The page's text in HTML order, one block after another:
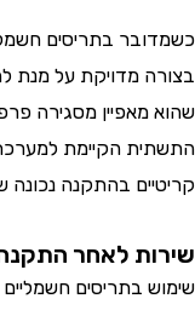
בתריסים חשמליים
מדויקת על מנת
מסגירה
הקיימת למערכת
בהתקנה נכונה של
לאחר התקנה
בתריסים חשמליים